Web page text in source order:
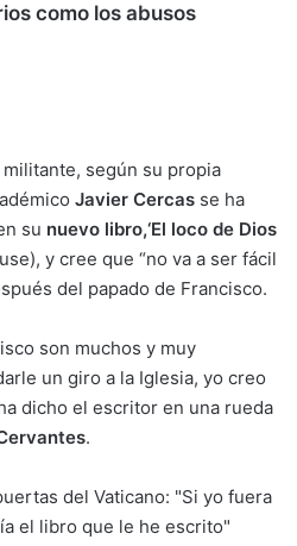
como los abusos
según su propia
Javier Cercas se ha
su nuevo libro,‘El loco de Dios
y cree que “no va a ser fácil
del papado de Francisco.
son muchos y muy
un giro a la Iglesia, yo creo
dicho el escritor en una rueda
.